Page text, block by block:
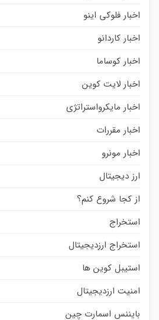
اخبار فلوکی اینو
اخبار کاردانو
اخبار کوساما
اخبار لایت کوین
اخبار مایکرواستراتژی
اخبار مقررات
اخبار مونرو
ارز دیجیتال
از کجا شروع کنم؟
استخراج
استخراج ارزدیجیتال
استیبل کوین ها
امنیت ارزدیجیتال
بایننس اسمارت چین